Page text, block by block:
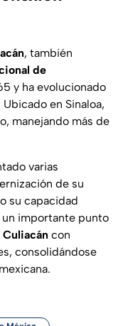
, también
de
y ha evolucionado
en Sinaloa,
manejando más de
varias
de su
su capacidad
importante punto
Culiacán con
consolidándose